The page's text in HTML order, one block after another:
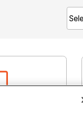
para